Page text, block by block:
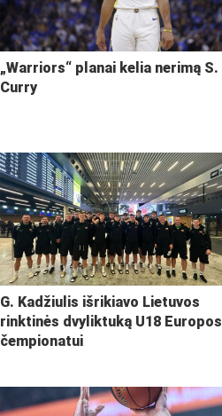
„Warriors“ planai kelia nerimą S.
Curry
G. Kadžiulis išrikiavo Lietuvos
rinktinės dvyliktuką U18 Europos
čempionatui